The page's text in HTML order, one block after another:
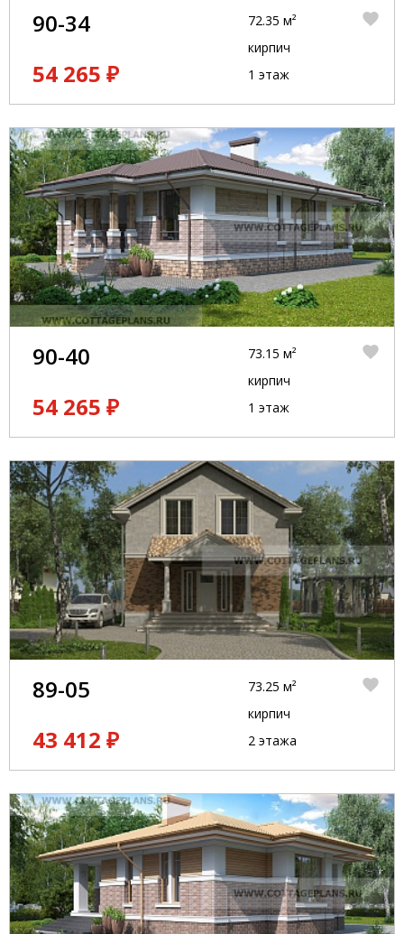
90-34
54 265 ₽
72.35 м²
кирпич
1 этаж
90-40
54 265 ₽
73.15 м²
кирпич
1 этаж
89-05
43 412 ₽
73.25 м²
кирпич
2 этажа